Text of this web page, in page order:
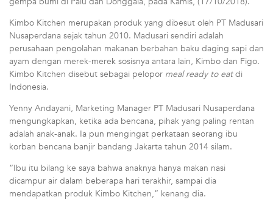
Kimbo Kitchen merupakan produk yang dibesut oleh PT Madusari
Nusaperdana sejak tahun 2010. Madusari sendiri adalah
perusahaan pengolahan makanan berbahan baku daging sapi dan
ayam dengan merek-merek sosisnya antara lain, Kimbo dan Figo.
Kimbo Kitchen disebut sebagai pelopor meal ready to eatdi
Indonesia.
Yenny Andayani, Marketing Manager PT Madusari Nusaperdana
mengungkapkan, ketika ada bencana, pihak yang paling rentan
adalah anak-anak. Ia pun mengingat perkataan seorang ibu
korban bencana banjir bandang Jakarta tahun 2014 silam.
“Ibu itu bilang ke saya bahwa anaknya hanya makan nasi
dicampur air dalam beberapa hari terakhir, sampai dia
mendapatkan produk Kimbo Kitchen,” kenang dia.